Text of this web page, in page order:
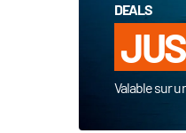
DEALS
Valable sur